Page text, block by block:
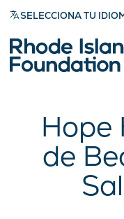
SELECCIONA TU
Hope
de